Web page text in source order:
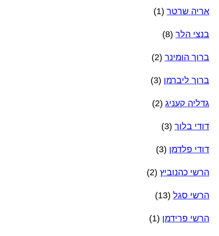
אריה שרטר (1)
בנצי הלר (8)
ברוך הומינר (2)
ברוך ליברמן (3)
גדליה קעניג (2)
דודי בלוך (3)
דודי פלדמן (3)
הרשי כהנוביץ (2)
הרשי סגל (13)
הרשי פרידמן (1)